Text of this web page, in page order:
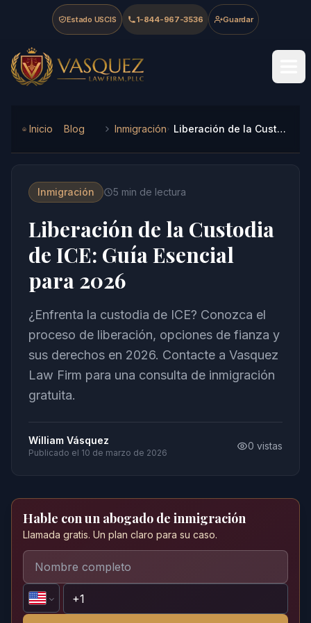
Skip to main content
Skip to navigation
Skip to footer
Estado USCIS 1-844-967-3536 Guardar
Vasquez Law Firm - Home
Inicio Blog Inmigración Liberación de la Custodia de ICE: Guía Esencial para 2026
Inmigración 5 min de lectura
Liberación de la Custodia
de ICE: Guía Esencial
para 2026
¿Enfrenta la custodia de ICE? Conozca el
proceso de liberación, opciones de fianza y
sus derechos en 2026. Contacte a Vasquez
Law Firm para una consulta de inmigración
gratuita.
William Vásquez
Publicado el 10 de marzo de 2026
0 vistas
Hable con un abogado de inmigración
Llamada gratis. Un plan claro para su caso.